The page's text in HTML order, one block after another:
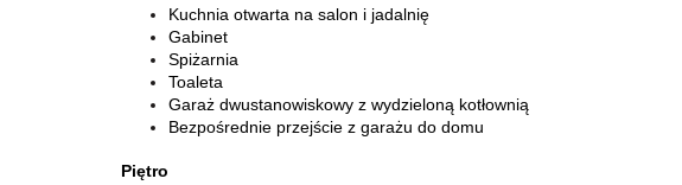
Kuchnia otwarta na salon i jadalnię
Gabinet
Spiżarnia
Toaleta
Garaż dwustanowiskowy z wydzieloną kotłownią
Bezpośrednie przejście z garażu do domu
Piętro